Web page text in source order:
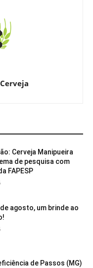
Cerveja Manipueira
de pesquisa com
FAPESP
agosto, um brinde ao
de Passos (MG)